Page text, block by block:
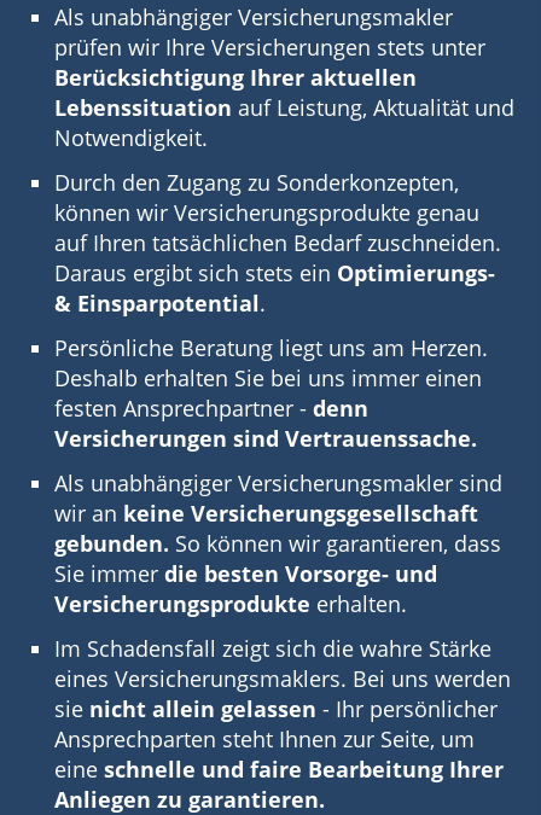
Als unabhängiger Ver­sicherungs­makler
prüfen wir Ihre Versicherungen stets unter
Berücksichtigung Ihrer aktuellen
Lebenssituation auf Leistung, Aktualität und
Notwendigkeit.
Durch den Zugang zu Sonderkonzepten,
können wir Versicherungsprodukte genau
auf Ihren tatsächlichen Bedarf zuschneiden.
Daraus ergibt sich stets ein Optimierungs-
& Einsparpotential.
Persönliche Beratung liegt uns am Herzen.
Deshalb erhalten Sie bei uns immer einen
festen Ansprechpartner - denn
Versicherungen sind Vertrauenssache.
Als unabhängiger Versicherungs­makler sind
wir an keine Versicherungsgesellschaft
gebunden. So können wir garantieren, dass
Sie immer die besten Vorsorge- und
Versicherungsprodukte erhalten.
Im Schadensfall zeigt sich die wahre Stärke
eines Versicherungsmaklers. Bei uns werden
sie nicht allein gelassen - Ihr persönlicher
Ansprechparten steht Ihnen zur Seite, um
eine schnelle und faire Bearbeitung Ihrer
Anliegen zu garantieren.